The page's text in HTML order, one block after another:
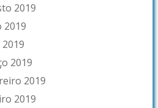
2019
2019
2019
2019
2019